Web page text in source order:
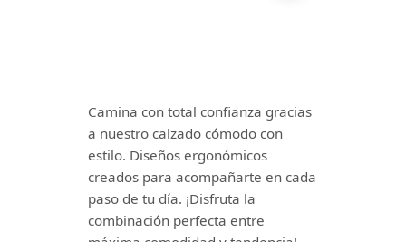
Camina con total confianza gracias
a nuestro calzado cómodo con
estilo. Diseños ergonómicos
creados para acompañarte en cada
paso de tu día. ¡Disfruta la
combinación perfecta entre